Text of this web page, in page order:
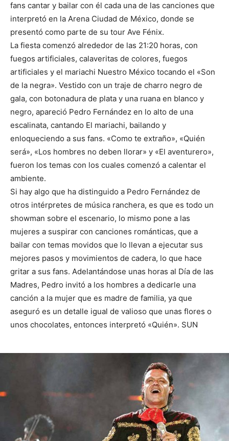
fans cantar y bailar con él cada una de las canciones que
interpretó en la Arena Ciudad de México, donde se
presentó como parte de su tour Ave Fénix.
La fiesta comenzó alrededor de las 21:20 horas, con
fuegos artificiales, calaveritas de colores, fuegos
artificiales y el mariachi Nuestro México tocando el «Son
de la negra». Vestido con un traje de charro negro de
gala, con botonadura de plata y una ruana en blanco y
negro, apareció Pedro Fernández en lo alto de una
escalinata, cantando El mariachi, bailando y
enloqueciendo a sus fans. «Como te extraño», «Quién
será», «Los hombres no deben llorar» y «El aventurero»,
fueron los temas con los cuales comenzó a calentar el
ambiente.
Si hay algo que ha distinguido a Pedro Fernández de
otros intérpretes de música ranchera, es que es todo un
showman sobre el escenario, lo mismo pone a las
mujeres a suspirar con canciones románticas, que a
bailar con temas movidos que lo llevan a ejecutar sus
mejores pasos y movimientos de cadera, lo que hace
gritar a sus fans. Adelantándose unas horas al Día de las
Madres, Pedro invitó a los hombres a dedicarle una
canción a la mujer que es madre de familia, ya que
aseguró es un detalle igual de valioso que unas flores o
unos chocolates, entonces interpretó «Quién». SUN